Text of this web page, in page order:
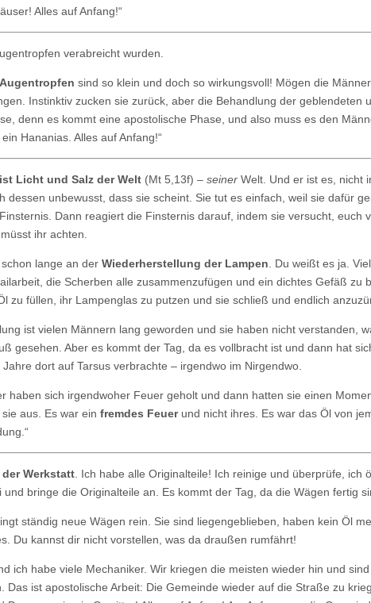
Alles auf Anfang!“
verabreicht wurden.
sind so klein und doch so wirkungsvoll! Mögen die
Instinktiv zucken sie zurück, aber die Behandlung der geblendeten
denn es kommt eine apostolische Phase, und also muss es den
Hananias. Alles auf Anfang!“
Licht und Salz der Welt (Mt 5,13f) – seiner Welt. Und er ist es, nicht
dessen unbewusst, dass sie scheint. Sie tut es einfach, weil sie dafür
Dann reagiert die Finsternis darauf, indem sie versucht, euch
ihr achten.
lange an der Wiederherstellung der Lampen . Du weißt es ja.
die Scherben alle zusammenzufügen und ein dichtes Gefäß zu
zu füllen, ihr Lampenglas zu putzen und sie schließ und endlich
ist vielen Männern lang geworden und sie haben nicht verstanden,
gesehen. Aber es kommt der Tag, da es vollbracht ist und dann hat
dort auf Tarsus verbrachte – irgendwo im Nirgendwo.
haben sich irgendwoher Feuer geholt und dann hatten sie einen
aus. Es war ein fremdes Feuerund nicht ihres. Es war das Öl von
Werkstatt . Ich habe alle Originalteile! Ich reinige und überprüfe, ich
bringe die Originalteile an. Es kommt der Tag, da die Wägen fertig
ständig neue Wägen rein. Sie sind liegengeblieben, haben kein Öl
Du kannst dir nicht vorstellen, was da draußen rumfährt!
ich habe viele Mechaniker. Wir kriegen die meisten wieder hin und
Das ist apostolische Arbeit: Die Gemeinde wieder auf die Straße zu